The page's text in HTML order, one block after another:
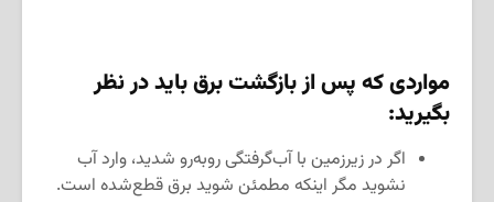
مواردی که پس از بازگشت برق باید در نظر
بگیرید:
اگر در زیرزمین با آب‌گرفتگی روبه‌رو شدید، وارد آب
نشوید مگر اینکه مطمئن شوید برق قطع‌شده است.